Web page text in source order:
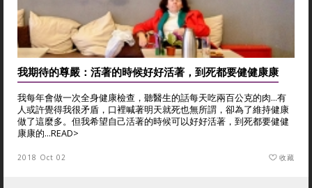
我期待的尊嚴：活著的時候好好活著，到死都要健健康康
我每年會做一次全身健康檢查，聽醫生的話每天吃兩百公克的肉...有
人或許覺得我很矛盾，口裡喊著明天就死也無所謂，卻為了維持健康
做了這麼多。但我希望自己活著的時候可以好好活著，到死都要健健
康康的...READ>
2018 Oct 02 收藏